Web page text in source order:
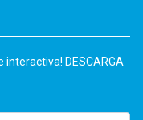
interactiva! DESCARGA